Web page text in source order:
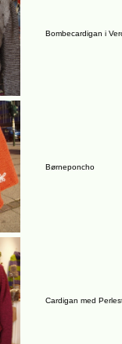
Bombecardigan i
Børneponcho
Cardigan med